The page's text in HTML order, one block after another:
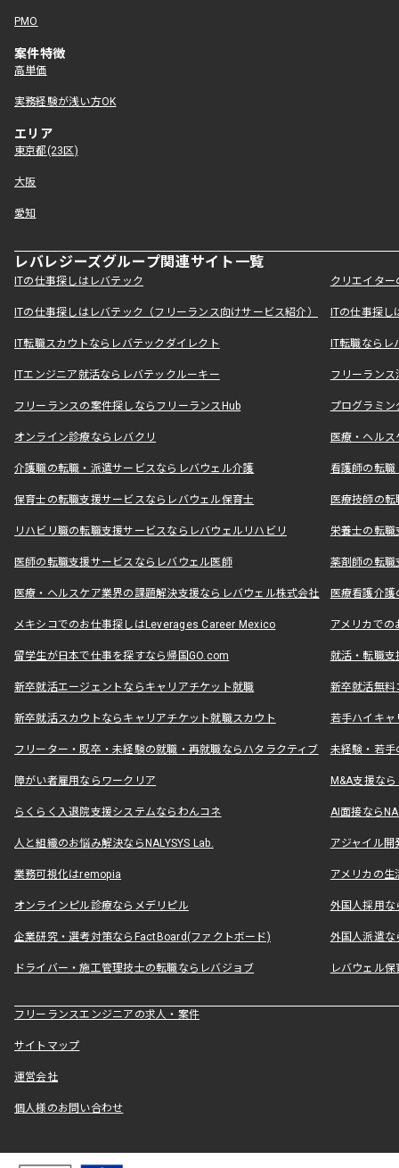
PMO
案件特徴
高単価
実務経験が浅い方OK
エリア
東京都(23区)
大阪
愛知
レバレジーズグループ関連サイト一覧
ITの仕事探しはレバテック クリエイタ
ITの仕事探しはレバテック（フリーランス向けサービス紹介） ITの仕事探
IT転職スカウトならレバテックダイレクト IT転職なら
ITエンジニア就活ならレバテックルーキー フリーラン
フリーランスの案件探しならフリーランスHub プログラミ
オンライン診療ならレバクリ 医療・ヘル
介護職の転職・派遣サービスならレバウェル介護 看護師の転
保育士の転職支援サービスならレバウェル保育士 医療技師の
リハビリ職の転職支援サービスならレバウェルリハビリ 栄養士の転
医師の転職支援サービスならレバウェル医師 薬剤師の転
医療・ヘルスケア業界の課題解決支援ならレバウェル株式会社 医療看護介
メキシコでのお仕事探しはLeverages Career Mexico アメリカで
留学生が日本で仕事を探すなら帰国GO.com 就活・転職
新卒就活エージェントならキャリアチケット就職 新卒就活無料
新卒就活スカウトならキャリアチケット就職スカウト 若手ハイキ
フリーター・既卒・未経験の就職・再就職ならハタラクティブ 未経験・若手
障がい者雇用ならワークリア M&A支援な
らくらく入退院支援システムならわんコネ AI面接なら
人と組織のお悩み解決ならNALYSYS Lab. アジャイル
業務可視化はremopia アメリカの
オンラインピル診療ならメデリピル 外国人採用
企業研究・選考対策ならFactBoard(ファクトボード) 外国人派遣な
ドライバー・施工管理技士の転職ならレバジョブ レバウェル
フリーランスエンジニアの求人・案件
サイトマップ
運営会社
個人様のお問い合わせ